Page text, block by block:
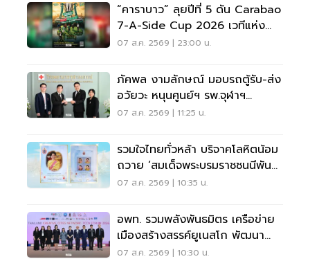
“คาราบาว” ลุยปีที่ 5 ดัน Carabao
7-A-Side Cup 2026 เวทีแห่ง
โอกาสของคนรักฟุตบอล
07 ส.ค. 2569 | 23:00 น.
ภัคพล งามลักษณ์ มอบรถตู้รับ-ส่ง
อวัยวะ หนุนศูนย์ฯ รพ.จุฬาฯ
สภากาชาดไทย
07 ส.ค. 2569 | 11:25 น.
รวมใจไทยทั่วหล้า บริจาคโลหิตน้อม
ถวาย ‘สมเด็จพระบรมราชชนนีพันปี
หลวง’
07 ส.ค. 2569 | 10:35 น.
อพท. รวมพลังพันธมิตร เครือข่าย
เมืองสร้างสรรค์ยูเนสโก พัฒนา
เมืองอย่างยั่งยืน
07 ส.ค. 2569 | 10:30 น.